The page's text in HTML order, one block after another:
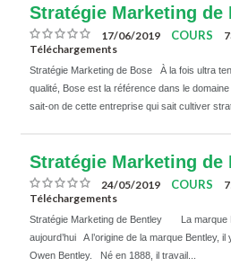
Stratégie Marketing de
17/06/2019 COURS
Téléchargements
Stratégie Marketing de Bose À la fois ultra
qualité, Bose est la référence dans le
sait-on de cette entreprise qui sait cultiver
Stratégie Marketing de
24/05/2019 COURS
Téléchargements
Stratégie Marketing de Bentley La marque
aujourd’hui A l’origine de la marque Bentley,
Owen Bentley. Né en 1888, il travail...